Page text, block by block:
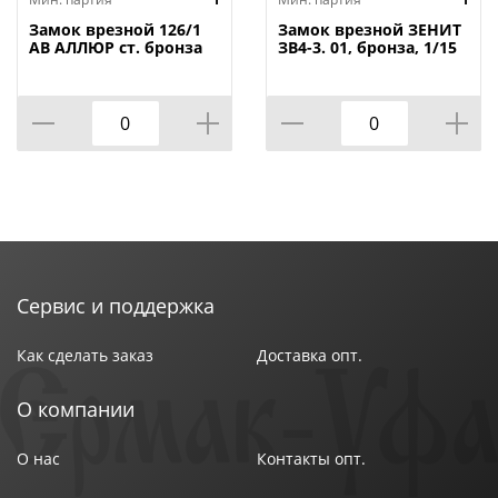
Замок врезной 126/1
АВ АЛЛЮР ст. бронза
Замок врезной ЗЕНИТ
ЗВ4-3. 01, бронза, 1/15
Сервис и поддержка
Как сделать заказ Доставка опт.
О компании
О нас Контакты опт.